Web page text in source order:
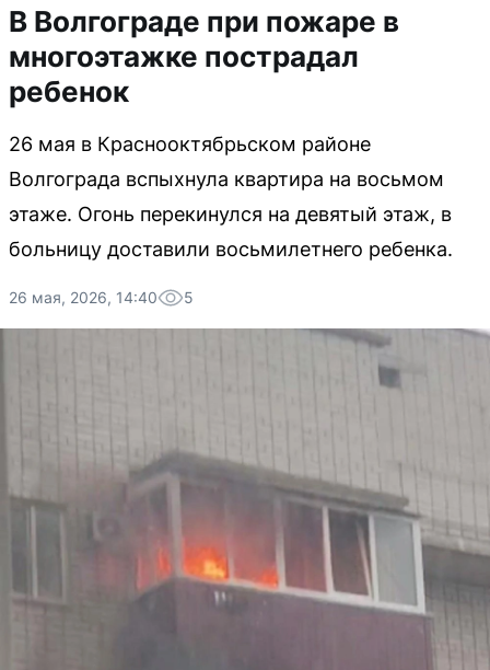
В Волгограде при пожаре в
многоэтажке пострадал
ребенок
26 мая в Краснооктябрьском районе
Волгограда вспыхнула квартира на восьмом
этаже. Огонь перекинулся на девятый этаж, в
больницу доставили восьмилетнего ребенка.
26 мая, 2026, 14:40 5